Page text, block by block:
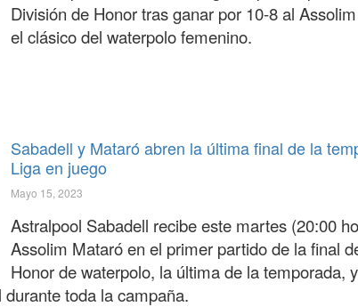
División de Honor tras ganar por 10-8 al
el clásico del waterpolo femenino.
Sabadell y Mataró abren la última final de la
Liga en juego
Mayo 15, 2023
Astralpool Sabadell recibe este martes (20:00
Assolim Mataró en el primer partido de la final
Honor de waterpolo, la última de la temporada,
toda la campaña.